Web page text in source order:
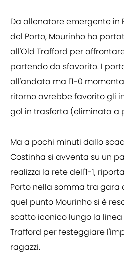
Da allenatore emergente in
del Porto, Mourinho ha
all'Old Trafford per
partendo da sfavorito. I
all'andata ma l'1-0
ritorno avrebbe favorito gli
gol in trasferta (eliminata a
Ma a pochi minuti dallo
Costinha si avventa su un
realizza la rete dell'1-1,
Porto nella somma tra gara
quel punto Mourinho si è
scatto iconico lungo la
Trafford per festeggiare
ragazzi.